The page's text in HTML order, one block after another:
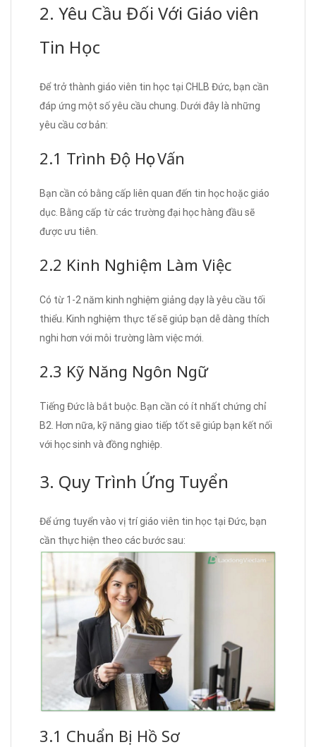
2. Yêu Cầu Đối Với Giáo viên
Tin Học
Để trở thành giáo viên tin học tại CHLB Đức, bạn cần
đáp ứng một số yêu cầu chung. Dưới đây là những
yêu cầu cơ bản:
2.1 Trình Độ Học Vấn
Bạn cần có bằng cấp liên quan đến tin học hoặc giáo
dục. Bằng cấp từ các trường đại học hàng đầu sẽ
được ưu tiên.
2.2 Kinh Nghiệm Làm Việc
Có từ 1-2 năm kinh nghiệm giảng dạy là yêu cầu tối
thiểu. Kinh nghiệm thực tế sẽ giúp bạn dễ dàng thích
nghi hơn với môi trường làm việc mới.
2.3 Kỹ Năng Ngôn Ngữ
Tiếng Đức là bắt buộc. Bạn cần có ít nhất chứng chỉ
B2. Hơn nữa, kỹ năng giao tiếp tốt sẽ giúp bạn kết nối
với học sinh và đồng nghiệp.
3. Quy Trình Ứng Tuyển
Để ứng tuyển vào vị trí giáo viên tin học tại Đức, bạn
cần thực hiện theo các bước sau:
3.1 Chuẩn Bị Hồ Sơ